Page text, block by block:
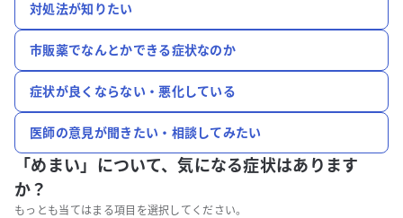
対処法が知りたい
市販薬でなんとかできる症状なのか
症状が良くならない・悪化している
医師の意見が聞きたい・相談してみたい
「めまい」について、気になる症状はあります
か？
もっとも当てはまる項目を選択してください。